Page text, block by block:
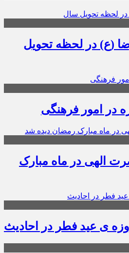
(ع) در لحظه تحویل
امور فرهنگی
الهی در ماه مبارک
ی عید فطر در احادیث